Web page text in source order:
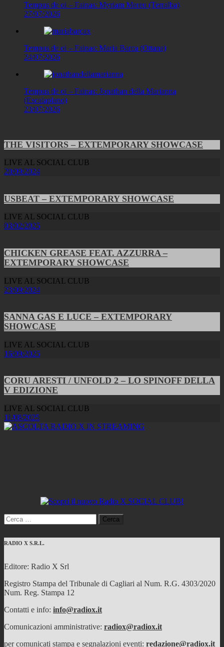
Tempus de oi – Fainas: Myriam Mereu (Terralba)
27/07/2026
Tempus de oi – Fainas: Maria Barca (Ottana)
24/07/2026
Tempus de oi – Fainas: Jonathan della Marianna
(Escalaplano)
23/07/2026
THE VISITORS – EXTEMPORARY SHOWCASE
LIVE AL SOCIAL CLUB
20/09/2024
USBEAT – EXTEMPORARY SHOWCASE
LIVE AL SOCIAL CLUB
03/02/2025
CHICKEN GREASE FEAT. AZZURRA –
EXTEMPORARY SHOWCASE
LIVE AL SOCIAL CLUB
23/09/2024
SANNA GAS E LUCE – EXTEMPORARY
SHOWCASE
LIVE AL SOCIAL CLUB
16/09/2025
CORU ARESTI / UNFOLD 2 – LO SPINOFF DELLA
V EDIZIONE
LIVE AL SOCIAL CLUB
11/08/2025
Ricerca
per:
RADIO X S.R.L.
Editore: Radio X Srl
Registro Stampa del Tribunale di Cagliari al Num. R.G. 4303/2020
Num. Reg. Stampa 12
Contatti e info: info@radiox.it
Comunicazioni amministrative: radiox@radiox.it
per comunicati stampa e segnalazioni eventi: redazione@radiox.it